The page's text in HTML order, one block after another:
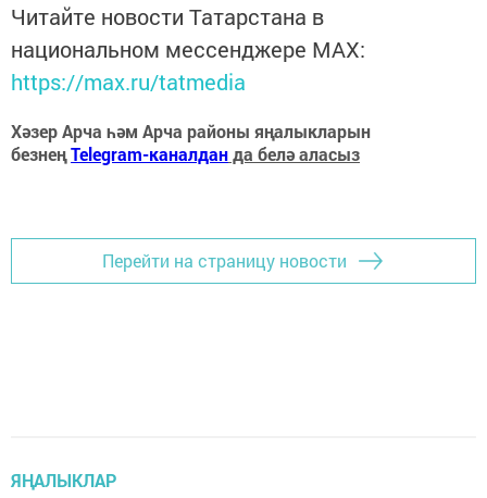
Читайте новости Татарстана в
национальном мессенджере MАХ:
https://max.ru/tatmedia
Хәзер Арча һәм Арча районы яңалыкларын
безнеңTelegram-каналданда белә аласыз
Перейти на страницу новости
ЯҢАЛЫКЛАР